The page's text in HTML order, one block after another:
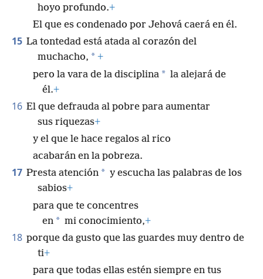
hoyo profundo.+
El que es condenado por Jehová caerá en él.
15 La tontedad está atada al corazón del
muchacho, * +
pero la vara de la disciplina * la alejará de
él.+
16 El que defrauda al pobre para aumentar
sus riquezas+
y el que le hace regalos al rico
acabarán en la pobreza.
17 Presta atención * y escucha las palabras de los
sabios+
para que te concentres
en * mi conocimiento,+
18 porque da gusto que las guardes muy dentro de
ti+
para que todas ellas estén siempre en tus